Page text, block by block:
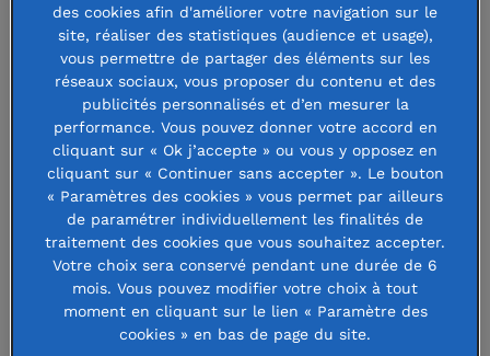
FONDATION MULTIPLE
SYSTEMS ATROPHY
Faire un don à cette fondation
Finance des projets relatifs à
l'atrophie multisystématisée (MSA),
des cookies afin d'améliorer votre navigation sur le
site, réaliser des statistiques (audience et usage),
vous permettre de partager des éléments sur les
réseaux sociaux, vous proposer du contenu et des
publicités personnalisés et d’en mesurer la
performance. Vous pouvez donner votre accord en
cliquant sur « Ok j’accepte » ou vous y opposez en
cliquant sur « Continuer sans accepter ». Le bouton
« Paramètres des cookies » vous permet par ailleurs
de paramétrer individuellement les finalités de
traitement des cookies que vous souhaitez accepter.
Votre choix sera conservé pendant une durée de 6
mois. Vous pouvez modifier votre choix à tout
moment en cliquant sur le lien « Paramètre des
cookies » en bas de page du site.